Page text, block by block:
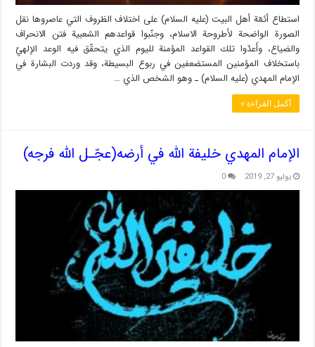
استطاع أئمّة أهل البيت (عليه السلام) على اختلاف الظروف التي عاصروها نقل
الصورة الواضحة لأطروحة الاسلام، وجنّبوا قواعدهم الشعبية فتن الانحراف
والضياع، وأَعدّوا تلك القواعد المؤمنة لليوم الذي يتحقّق فيه الوعد الإلهيّ
باستخلاف المؤمنين المستضعفين في ربوع البسيطة، وقد وردت البشارة في
الإمام المهدي (عليه السلام) ـ وهو الشخص الذي …
أكمل القراءة »
الإمام المهدي خليفة الله في أرضه(عجّـل الله فرجه)
يوليو 27, 2019 0